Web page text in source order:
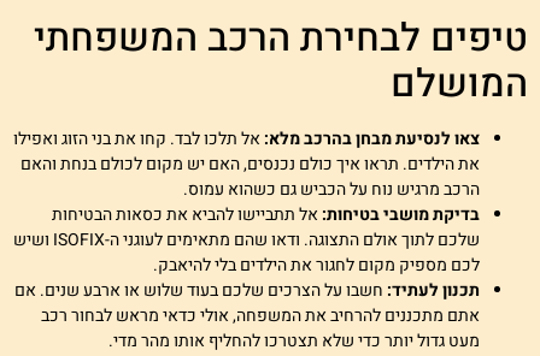
לבחירת הרכב המשפחתי
צאו לנסיעת מבחן בהרכב מלא:אל תלכו לבד. קחו את בני הזוג ואפילו
את הילדים. תראו איך כולם נכנסים, האם יש מקום לכולם בנחת והאם
הרכב מרגיש נוח על הכביש גם כשהוא עמוס.
בדיקת מושבי בטיחות:אל תתביישו להביא את כסאות הבטיחות
שלכם לתוך אולם התצוגה. ודאו שהם מתאימים לעוגני ה-ISOFIX ושיש
לכם מספיק מקום לחגור את הילדים בלי להיאבק.
תכנון לעתיד:חשבו על הצרכים שלכם בעוד שלוש או ארבע שנים. אם
אתם מתכננים להרחיב את המשפחה, אולי כדאי מראש לבחור רכב
מעט גדול יותר כדי שלא תצטרכו להחליף אותו מהר מדי.